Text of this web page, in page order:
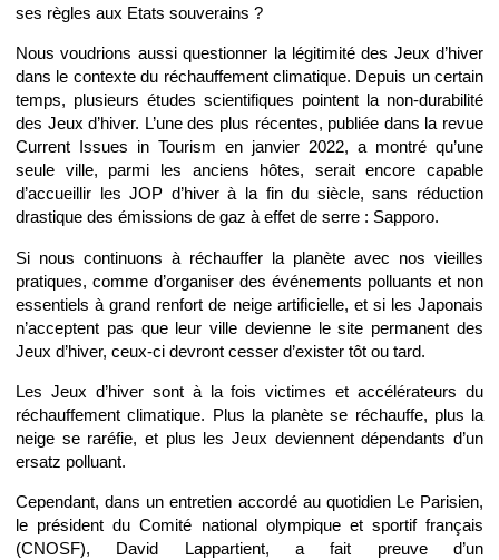
ses règles aux Etats souverains ?
Nous voudrions aussi questionner la légitimité des Jeux d’hiver
dans le contexte du réchauffement climatique. Depuis un certain
temps, plusieurs études scientifiques pointent la non-durabilité
des Jeux d’hiver. L’une des plus récentes, publiée dans la revue
Current Issues in Tourism en janvier 2022, a montré qu’une
seule ville, parmi les anciens hôtes, serait encore capable
d’accueillir les JOP d’hiver à la fin du siècle, sans réduction
drastique des émissions de gaz à effet de serre : Sapporo.
Si nous continuons à réchauffer la planète avec nos vieilles
pratiques, comme d’organiser des événements polluants et non
essentiels à grand renfort de neige artificielle, et si les Japonais
n’acceptent pas que leur ville devienne le site permanent des
Jeux d’hiver, ceux-ci devront cesser d’exister tôt ou tard.
Les Jeux d’hiver sont à la fois victimes et accélérateurs du
réchauffement climatique. Plus la planète se réchauffe, plus la
neige se raréfie, et plus les Jeux deviennent dépendants d’un
ersatz polluant.
Cependant, dans un entretien accordé au quotidien Le Parisien,
le président du Comité national olympique et sportif français
(CNOSF), David Lappartient, a fait preuve d’un